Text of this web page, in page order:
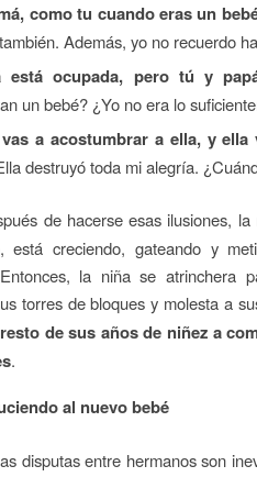
como tu cuando eras un
Además, yo no recuerdo
está ocupada, pero tú y
un bebé? ¿Yo no era lo
a acostumbrar a ella, y
destruyó toda mi alegría.
de hacerse esas ilusiones,
está creciendo, gateando y
la niña se atrinchera
torres de bloques y molesta a
de sus años de niñez a
.
al nuevo bebé
disputas entre hermanos son